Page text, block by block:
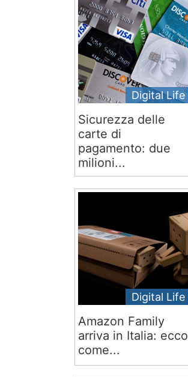
Digital Life
Sicurezza delle
carte di
pagamento: due
milioni...
Digital Life
Amazon Family
arriva in Italia: ecco
come...